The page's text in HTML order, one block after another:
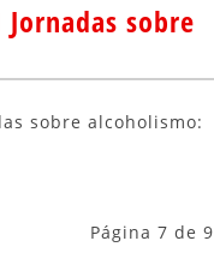
sobre
sobre alcoholismo:
Página 7 de 9